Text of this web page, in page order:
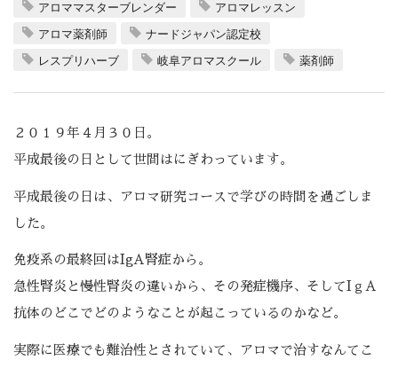
アロママスターブレンダー
アロマレッスン
アロマ薬剤師
ナードジャパン認定校
レスプリハーブ
岐阜アロマスクール 薬剤師
２０１９年４月３０日。
平成最後の日として世間はにぎわっています。
平成最後の日は、アロマ研究コースで学びの時間を過ごしま
した。
免疫系の最終回はIgA腎症から。
急性腎炎と慢性腎炎の違いから、その発症機序、そしてIｇA
抗体のどこでどのようなことが起こっているのかなど。
実際に医療でも難治性とされていて、アロマで治すなんてこ